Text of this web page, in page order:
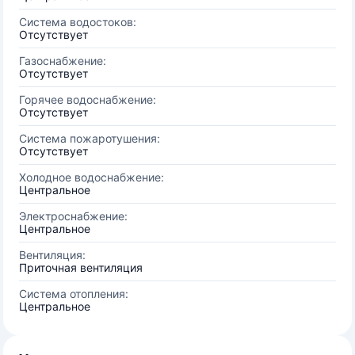
Система водостоков:
Отсутствует
Газоснабжение:
Отсутствует
Горячее водоснабжение:
Отсутствует
Система пожаротушения:
Отсутствует
Холодное водоснабжение:
Центральное
Электроснабжение:
Центральное
Вентиляция:
Приточная вентиляция
Система отопления:
Центральное